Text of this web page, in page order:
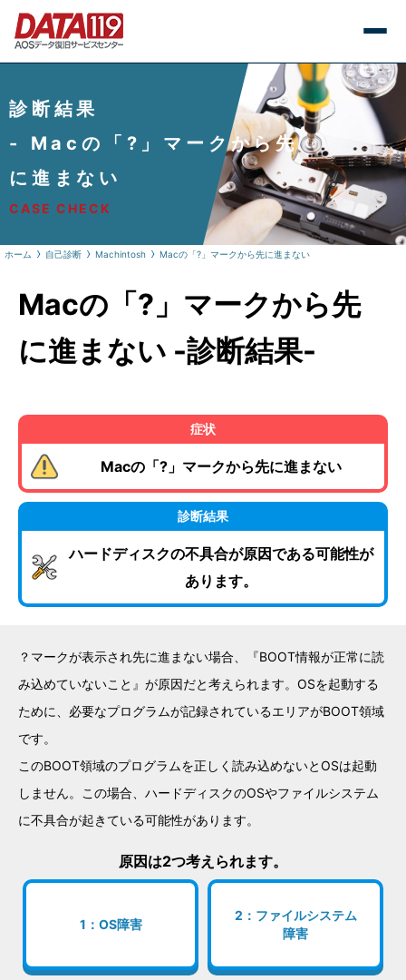
診断結果
- Macの「?」マークから先
に進まない
CASE CHECK
ホーム 自己診断 Machintosh Macの「?」マークから先に進まない
Macの「?」マークから先
に進まない -診断結果-
症状
Macの「?」マークから先に進まない
診断結果
ハードディスクの不具合が原因である可能性が
あります。
？マークが表示され先に進まない場合、『BOOT情報が正常に読
み込めていないこと』が原因だと考えられます。OSを起動する
ために、必要なプログラムが記録されているエリアがBOOT領域
です。
このBOOT領域のプログラムを正しく読み込めないとOSは起動
しません。この場合、ハードディスクのOSやファイルシステム
に不具合が起きている可能性があります。
原因は2つ考えられます。
1：OS障害
2：ファイルシステム
障害